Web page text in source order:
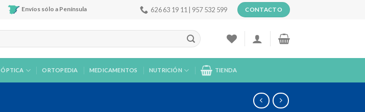
Envíos sólo a Península 626 63 19 11 | 957 532 599 CONTACTO
ÓPTICA ORTOPEDIA MEDICAMENTOS NUTRICIÓN TIENDA